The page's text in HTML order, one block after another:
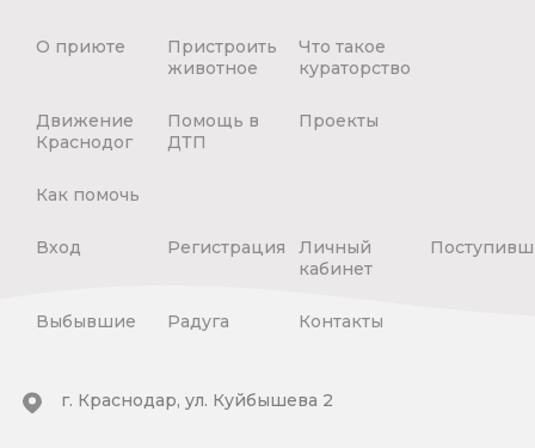
О приюте
Пристроить
животное
Что такое
кураторство
Движение
Краснодог
Помощь в
ДТП
Проекты
Как помочь
Вход Регистрация
Личный
кабинет
Выбывшие Радуга Контакты
г. Краснодар, ул. Куйбышева 2